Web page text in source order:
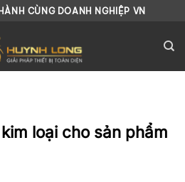
CÙNG DOANH NGHIỆP VN
loại cho sản phẩm